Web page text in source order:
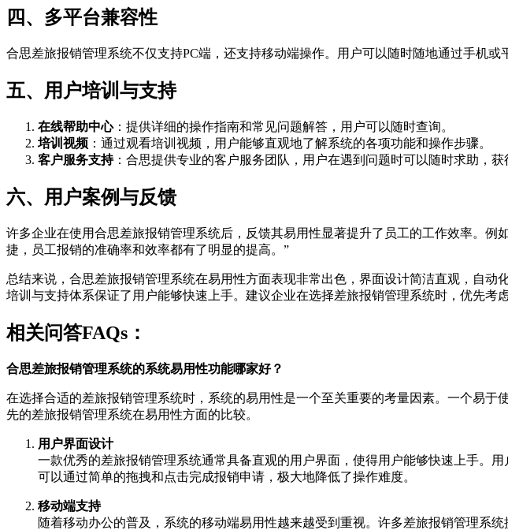
四、多平台兼容性
合思差旅报销管理系统不仅支持PC端，还支持移动端操作。用户可以随时随地通过手机
五、用户培训与支持
在线帮助中心：提供详细的操作指南和常见问题解答，用户可以随时查询。
培训视频 ：通过观看培训视频，用户能够直观地了解系统的各项功能和操作步骤。
客户服务支持：合思提供专业的客户服务团队，用户在遇到问题时可以随时求助，获
六、用户案例与反馈
许多企业在使用合思差旅报销管理系统后，反馈其易用性显著提升了员工的工作效率。
捷，员工报销的准确率和效率都有了明显的提高。”
总结来说，合思差旅报销管理系统在易用性方面表现非常出色，界面设计简洁直观，自
培训与支持体系保证了用户能够快速上手。建议企业在选择差旅报销管理系统时，优先考
相关问答FAQs：
合思差旅报销管理系统的系统易用性功能哪家好？
在选择合适的差旅报销管理系统时，系统的易用性是一个至关重要的考量因素。一个易
先的差旅报销管理系统在易用性方面的比较。
用户界面设计
一款优秀的差旅报销管理系统通常具备直观的用户界面，使得用户能够快速上手。
可以通过简单的拖拽和点击完成报销申请，极大地降低了操作难度。
移动端支持
随着移动办公的普及，系统的移动端易用性越来越受到重视。许多差旅报销管理系